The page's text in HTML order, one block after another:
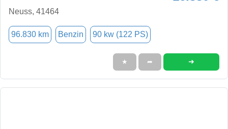
Neuss, 41464
96.830 km Benzin 90 kw (122 PS)
★ ➦ ➜